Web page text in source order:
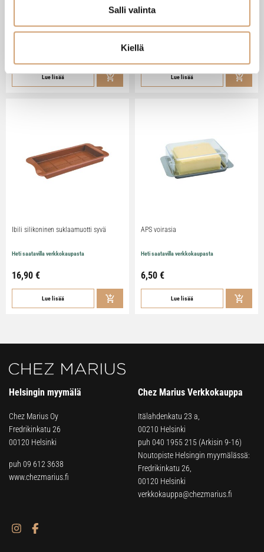
Salli valinta
Kiellä
Heti saatavilla verkkokaupasta
Lue lisää
Ibili Sushisetti
Heti saatavilla verkkokaupasta
29,90
Lue lisää
Ibili silikoninen suklaamuotti syvä
Heti saatavilla verkkokaupasta
16,90 €
Lue lisää
APS voirasia
Heti saatavilla verkkokaupasta
6,50 €
Lue lisää
Helsingin myymälä
Chez Marius Oy
Fredrikinkatu 26
00120 Helsinki
puh 09 612 3638
www.chezmarius.fi
Chez Marius Verkkokauppa
Itälahdenkatu 23 a,
00210 Helsinki
puh 040 1955 215 (Arkisin 9-16)
Noutopiste Helsingin myymälässä:
Fredrikinkatu 26,
00120 Helsinki
verkkokauppa@chezmarius.fi